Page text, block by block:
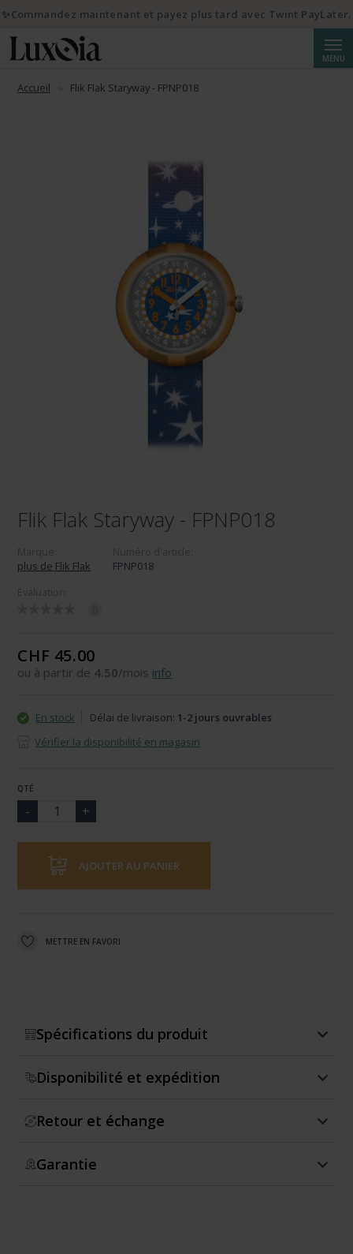
MENU
Accueil Flik Flak Staryway - FPNP018
Flik Flak Staryway - FPNP018
plus de Flik Flak
FPNP018
CHF 45.00
ou à partir de 4.50/mois info
En stock Délai de livraison: 1-2 jours ouvrables
Vérifier la disponibilité en magasin
QTÉ
AJOUTER AU PANIER
METTRE EN FAVORI
Spécifications du produit
Disponibilité et expédition
Retour et échange
Garantie
✨Commandez maintenant et payez plus tard avec Twint PayLater.